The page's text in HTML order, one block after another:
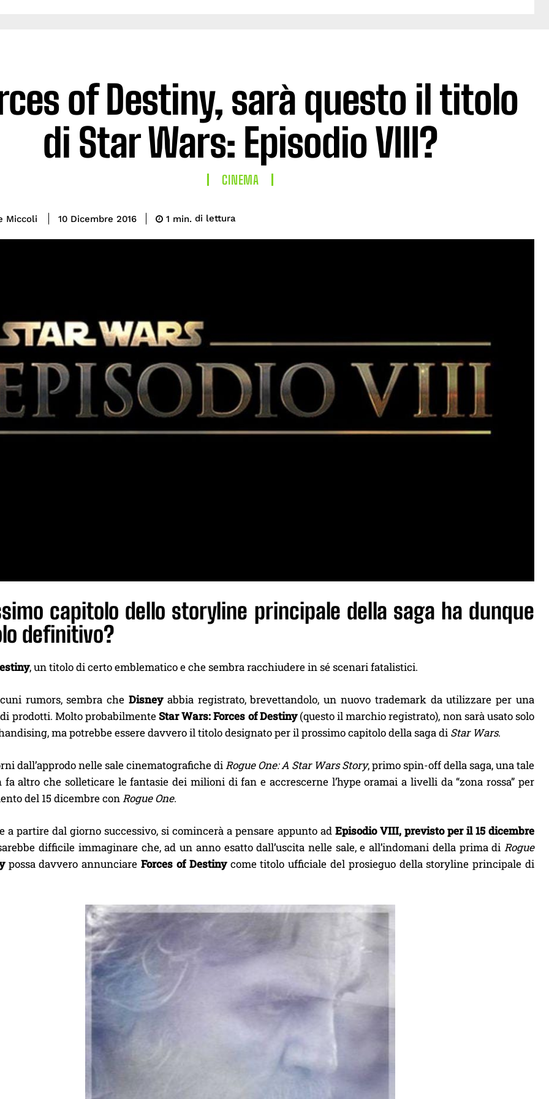
of Destiny, sarà questo il titolo
di Star Wars: Episodio VIII?
CINEMA
Miccoli 10 Dicembre 2016 1 min. di lettura
capitolo dello storyline principale della saga ha dunque
definitivo?
, un titolo di certo emblematico e che sembra racchiudere in sé scenari fatalistici.
rumors, sembra che Disneyabbia registrato, brevettandolo, un nuovo trademark da utilizzare per una
prodotti. Molto probabilmenteStar Wars: Forces of Destiny(questo il marchio registrato), non sarà usato solo
ma potrebbe essere davvero il titolo designato per il prossimo capitolo della saga di Star Wars.
dall’approdo nelle sale cinematografiche diRogue One: A Star Wars Story, primo spin-off della saga, una tale
altro che solleticare le fantasie dei milioni di fan e accrescerne l’hype oramai a livelli da “zona rossa” per
del 15 dicembre conRogue One.
a partire dal giorno successivo, si comincerà a pensare appunto ad Episodio VIII, previsto per il 15 dicembre
difficile immaginare che, ad un anno esatto dall’uscita nelle sale, e all’indomani della prima di Rogue
possa davvero annunciareForces of Destinycome titolo ufficiale del prosieguo della storyline principale di